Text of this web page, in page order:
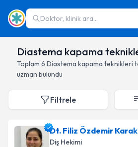
Doktor, klinik ara...
Diastema kapama
Toplam 6 Diastema kapama teknikleri
uzman bulundu
Filtrele
Dt. Filiz Özdemir
Diş Hekimi